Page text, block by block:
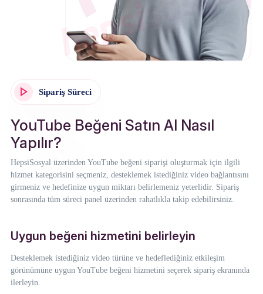
Sipariş Süreci
YouTube Beğeni Satın Al Nasıl
Yapılır?
HepsiSosyal üzerinden YouTube beğeni siparişi oluşturmak için ilgili
hizmet kategorisini seçmeniz, desteklemek istediğiniz video bağlantısını
girmeniz ve hedefinize uygun miktarı belirlemeniz yeterlidir. Sipariş
sonrasında tüm süreci panel üzerinden rahatlıkla takip edebilirsiniz.
Uygun beğeni hizmetini belirleyin
Desteklemek istediğiniz video türüne ve hedeflediğiniz etkileşim
görünümüne uygun YouTube beğeni hizmetini seçerek sipariş ekranında
ilerleyin.